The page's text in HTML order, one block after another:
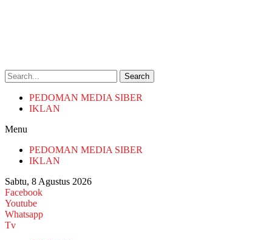
Search
PEDOMAN MEDIA SIBER
IKLAN
Menu
PEDOMAN MEDIA SIBER
IKLAN
Sabtu, 8 Agustus 2026
Facebook
Youtube
Whatsapp
Tv